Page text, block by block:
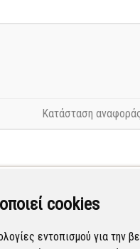
cookies
εντοπισμού για την
Κατάσταση